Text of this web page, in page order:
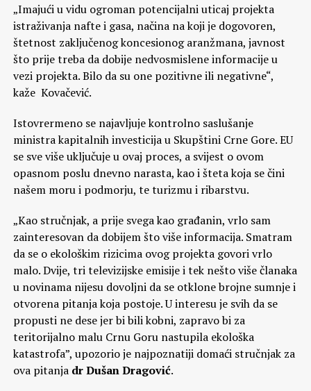
„Imajući u vidu ogroman potencijalni uticaj projekta
istraživanja nafte i gasa, načina na koji je dogovoren,
štetnost zaključenog koncesionog aranžmana, javnost
što prije treba da dobije nedvosmislene informacije u
vezi projekta. Bilo da su one pozitivne ili negativne“,
kaže Kovačević.
Istovrermeno se najavljuje kontrolno saslušanje
ministra kapitalnih investicija u Skupštini Crne Gore. EU
se sve više uključuje u ovaj proces, a svijest o ovom
opasnom poslu dnevno narasta, kao i šteta koja se čini
našem moru i podmorju, te turizmu i ribarstvu.
„Kao stručnjak, a prije svega kao građanin, vrlo sam
zainteresovan da dobijem što više informacija. Smatram
da se o ekološkim rizicima ovog projekta govori vrlo
malo. Dvije, tri televizijske emisije i tek nešto više članaka
u novinama nijesu dovoljni da se otklone brojne sumnje i
otvorena pitanja koja postoje. U interesu je svih da se
propusti ne dese jer bi bili kobni, zapravo bi za
teritorijalno malu Crnu Goru nastupila ekološka
katastrofa”, upozorio je najpoznatiji domaći stručnjak za
ova pitanja dr Dušan Dragović.